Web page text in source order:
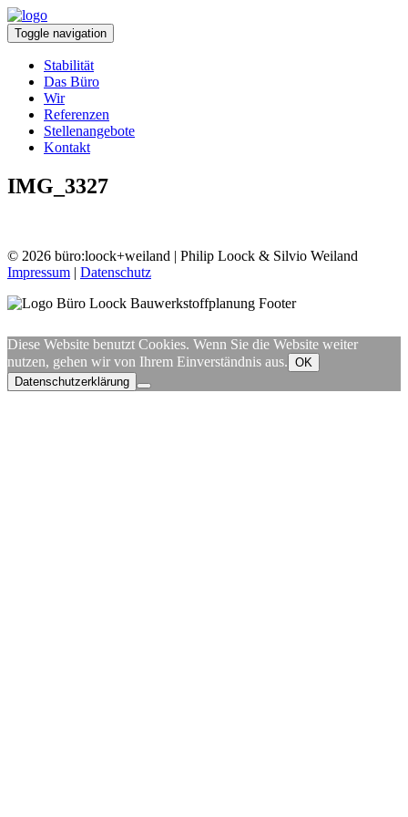
Toggle navigation
Stabilität
Das Büro
Wir
Referenzen
Stellenangebote
Kontakt
IMG_3327
© 2026 büro:loock+weiland | Philip Loock & Silvio Weiland
Impressum | Datenschutz
Diese Website benutzt Cookies. Wenn Sie die Website weiter
nutzen, gehen wir von Ihrem Einverständnis aus. OK
Datenschutzerklärung